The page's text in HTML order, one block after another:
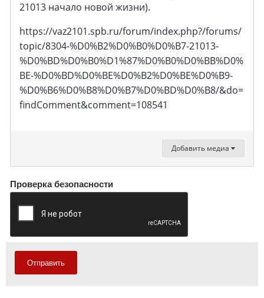
21013 начало новой жизни).
https://vaz2101.spb.ru/forum/index.php?/forums/
topic/8304-%D0%B2%D0%B0%D0%B7-21013-
%D0%BD%D0%B0%D1%87%D0%B0%D0%BB%D0%
BE-%D0%BD%D0%BE%D0%B2%D0%BE%D0%B9-
%D0%B6%D0%B8%D0%B7%D0%BD%D0%B8/&do=
findComment&comment=108541
Добавить медиа
Проверка безопасности
Отправить